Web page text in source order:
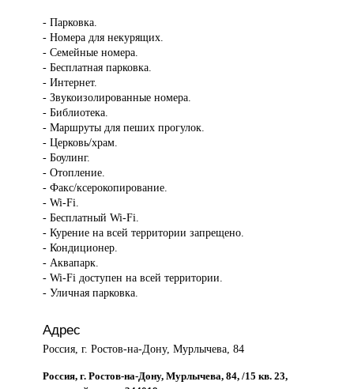
- Парковка.
- Номера для некурящих.
- Семейные номера.
- Бесплатная парковка.
- Интернет.
- Звукоизолированные номера.
- Библиотека.
- Маршруты для пеших прогулок.
- Церковь/храм.
- Боулинг.
- Отопление.
- Факс/ксерокопирование.
- Wi-Fi.
- Бесплатный Wi-Fi.
- Курение на всей территории запрещено.
- Кондиционер.
- Аквапарк.
- Wi-Fi доступен на всей территории.
- Уличная парковка.
Адрес
Россия, г. Ростов-на-Дону, Мурлычева, 84
Россия, г. Ростов-на-Дону, Мурлычева, 84, /15 кв. 23,